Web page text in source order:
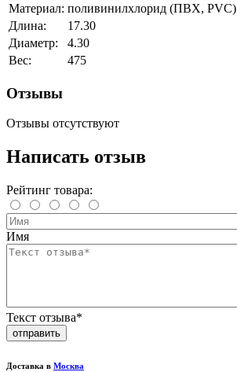
Материал: поливинилхлорид (ПВХ, PVC)
Длина:
17.30
Диаметр:
4.30
Вес:
475
Отзывы
Отзывы отсутствуют
Написать отзыв
Рейтинг товара:
Имя
Текст отзыва*
отправить
Доставка в Москва